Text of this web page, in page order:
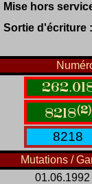
Mise hors
Sortie d'écriture :
262.
8218(2)
8218
Mutations /
01.06.1992